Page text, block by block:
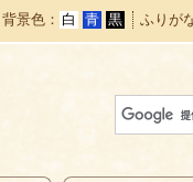
背景色 白 青 黒 ふりが